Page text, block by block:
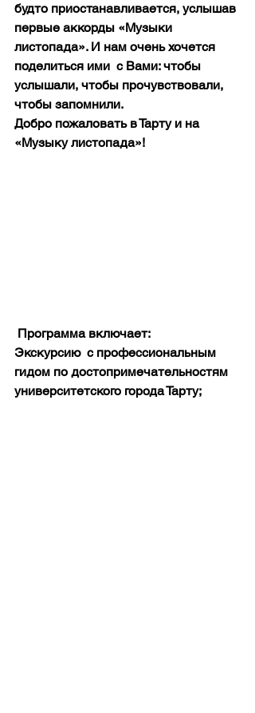
будто приостанавливается, услышав
первые аккорды «Музыки
листопада». И нам очень хочется
поделиться ими  с Вами: чтобы
услышали, чтобы прочувствовали,
чтобы запомнили.
Добро пожаловать в Тарту и на
«Музыку листопада»!
Программа включает:
Экскурсию  с профессиональным
гидом по достопримечательностям
университетского города Тарту;